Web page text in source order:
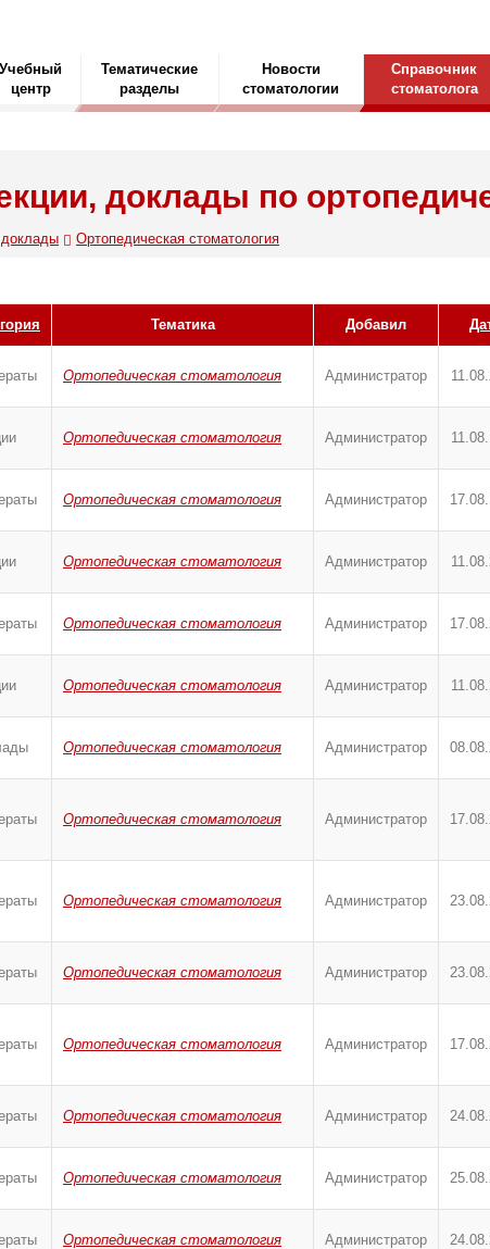
Учебный
центр
Тематические
разделы
Новости
стоматологии
Справочник
стоматолога
доклады по
Ортопедическая стоматология
Тематика Добавил
Ортопедическая стоматология Администратор
Ортопедическая стоматология Администратор
Ортопедическая стоматология Администратор
Ортопедическая стоматология Администратор
Ортопедическая стоматология Администратор
Ортопедическая стоматология Администратор
Ортопедическая стоматология Администратор
Ортопедическая стоматология Администратор
Ортопедическая стоматология Администратор
Ортопедическая стоматология Администратор
Ортопедическая стоматология Администратор
Ортопедическая стоматология Администратор
Ортопедическая стоматология Администратор
Ортопедическая стоматология Администратор